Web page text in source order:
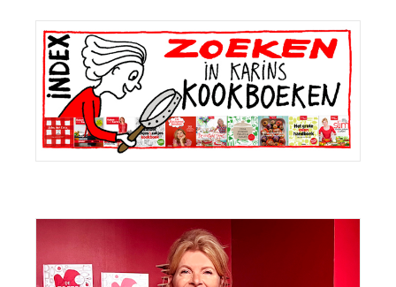
Primaire
Sidebar